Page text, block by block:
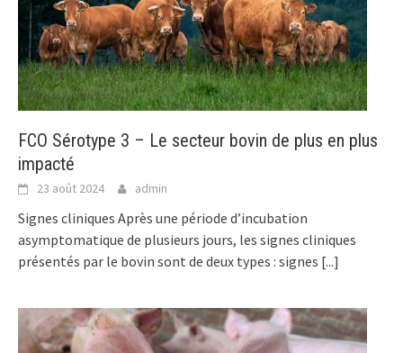
FCO Sérotype 3 – Le secteur bovin de plus en plus
impacté
23 août 2024 admin
Signes cliniques Après une période d’incubation
asymptomatique de plusieurs jours, les signes cliniques
présentés par le bovin sont de deux types : signes [...]